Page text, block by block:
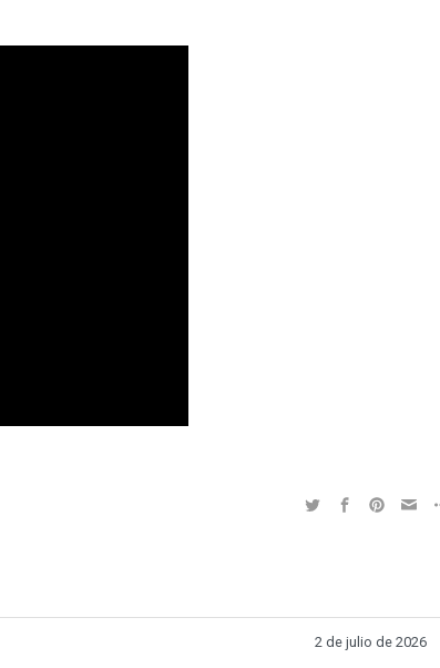
2 de julio de 2026